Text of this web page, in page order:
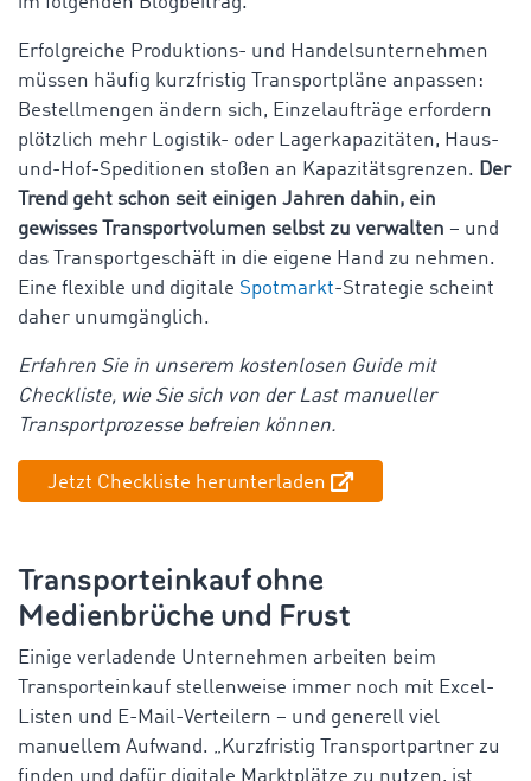
Erfolgreiche Produktions- und Handelsunternehmen
müssen häufig kurzfristig Transportpläne anpassen:
Bestellmengen ändern sich, Einzelaufträge erfordern
plötzlich mehr Logistik- oder Lagerkapazitäten, Haus-
und-Hof-Speditionen stoßen an Kapazitätsgrenzen. Der
Trend geht schon seit einigen Jahren dahin, ein
gewisses Transportvolumen selbst zu verwalten – und
das Transportgeschäft in die eigene Hand zu nehmen.
Eine flexible und digitale Spotmarkt-Strategie scheint
daher unumgänglich.
Erfahren Sie in unserem kostenlosen Guide mit
Checkliste, wie Sie sich von der Last manueller
Transportprozesse befreien können.
Jetzt Checkliste herunterladen
Transporteinkauf ohne
Medienbrüche und Frust
Einige verladende Unternehmen arbeiten beim
Transporteinkauf stellenweise immer noch mit Excel-
Listen und E-Mail-Verteilern – und generell viel
manuellem Aufwand. „Kurzfristig Transportpartner zu
finden und dafür digitale Marktplätze zu nutzen, ist